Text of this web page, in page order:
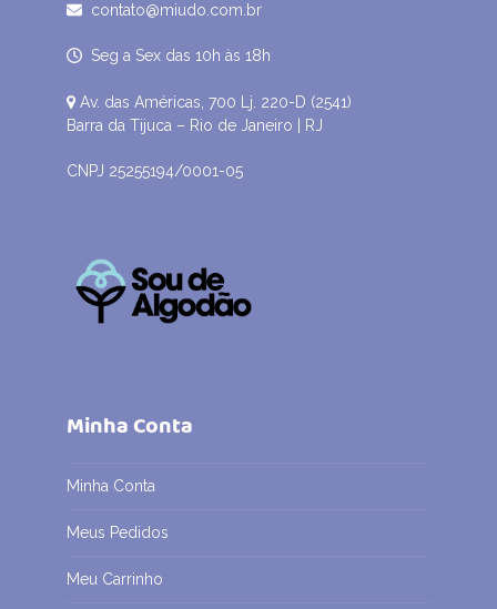
contato@miudo.com.br
Seg a Sex das 10h às 18h
Av. das Américas, 700 Lj. 220-D (2541)
Barra da Tijuca – Rio de Janeiro | RJ
CNPJ 25255194/0001-05
Minha Conta
Minha Conta
Meus Pedidos
Meu Carrinho